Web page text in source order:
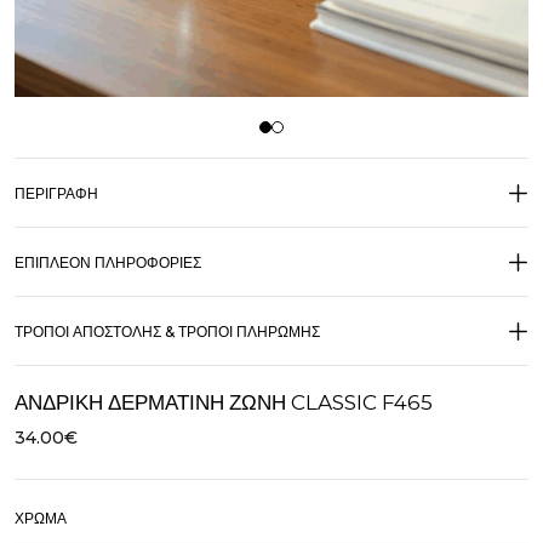
ΠΕΡΙΓΡΑΦΉ
ΕΠΙΠΛΈΟΝ ΠΛΗΡΟΦΟΡΊΕΣ
ΤΡΌΠΟΙ ΑΠΟΣΤΟΛΉΣ & ΤΡΌΠΟΙ ΠΛΗΡΩΜΉΣ
ΑΝΔΡΙΚΉ ΔΕΡΜΆΤΙΝΗ ΖΏΝΗ CLASSIC F465
34.00€
ΧΡΏΜΑ